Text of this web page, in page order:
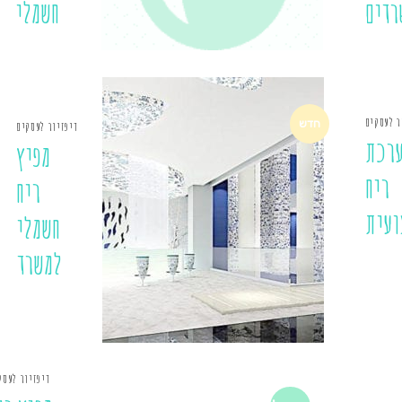
חשמלי
לעסקים
ריח
חדש דיפזיור לעסקים
מפיץ
ריח
חשמלי
למשרד
דיפזיור